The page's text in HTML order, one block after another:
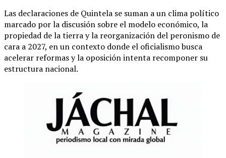
Las declaraciones de Quintela se suman a un clima político
marcado por la discusión sobre el modelo económico, la
propiedad de la tierra y la reorganización del peronismo de
cara a 2027, en un contexto donde el oficialismo busca
acelerar reformas y la oposición intenta recomponer su
estructura nacional.